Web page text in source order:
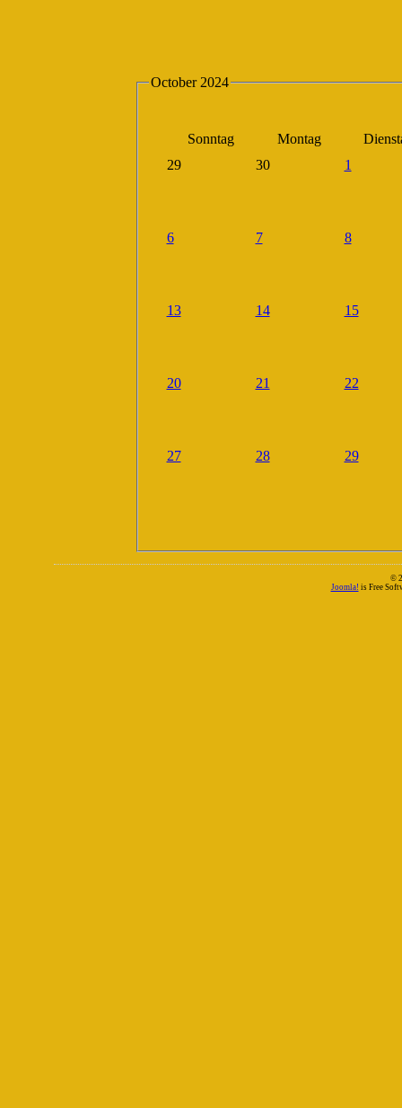
October 2024
Sonntag Montag
29
30 1
6 7 8
13 14 15
20 21 22
27 28 29
©
Joomla! is Free